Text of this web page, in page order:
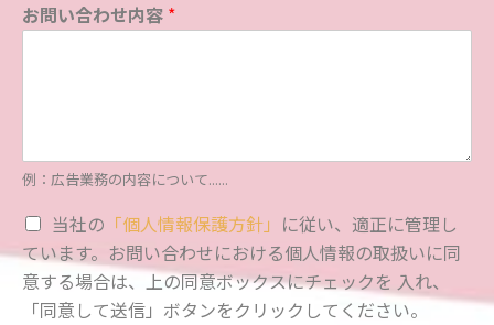
お問い合わせ内容 *
例：広告業務の内容について......
当社の 「個人情報保護方針」 に従い、適正に管理し
ています。お問い合わせにおける個人情報の取扱いに同
意する場合は、上の同意ボックスにチェックを 入れ、
「同意して送信」ボタンをクリックしてください。